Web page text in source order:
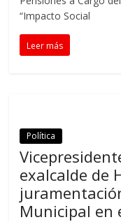
“Impacto Social
Leer más
Política
exalcalde de
Municipal en